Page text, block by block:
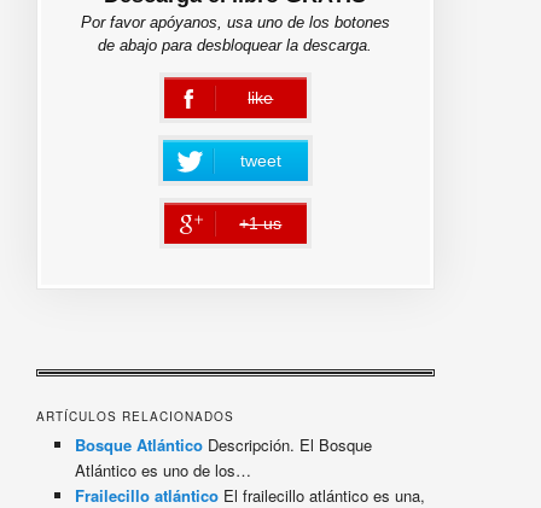
Por favor apóyanos, usa uno de los botones
de abajo para desbloquear la descarga.
like
error
tweet
+1 us
error
ARTÍCULOS RELACIONADOS
Bosque Atlántico Descripción. El Bosque
Atlántico es uno de los…
Frailecillo atlántico El frailecillo atlántico es una,